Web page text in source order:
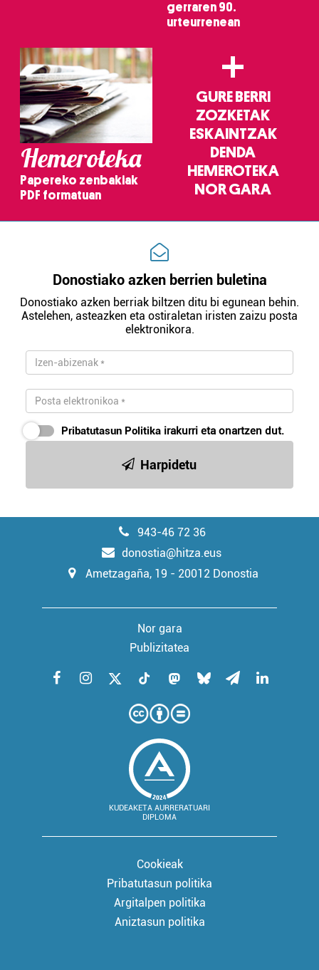
gerraren 90.
urteurrenean
Hemeroteka
Papereko zenbakiak
PDF formatuan
+
GURE BERRI
ZOZKETAK
ESKAINTZAK
DENDA
HEMEROTEKA
NOR GARA
Donostiako azken berrien buletina
Donostiako azken berriak biltzen ditu bi egunean behin.
Astelehen, asteazken eta ostiraletan iristen zaizu posta
elektronikora.
Pribatutasun Politika irakurri eta onartzen dut.
Harpidetu
943-46 72 36
donostia@hitza.eus
Ametzagaña, 19 - 20012 Donostia
Nor gara
Publizitatea
KUDEAKETA AURRERATUARI
DIPLOMA
Cookieak
Pribatutasun politika
Argitalpen politika
Aniztasun politika